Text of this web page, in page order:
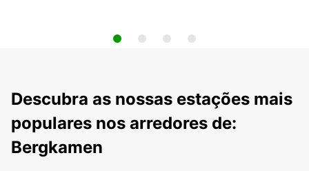
Descubra as nossas estações mais
populares nos arredores de:
Bergkamen